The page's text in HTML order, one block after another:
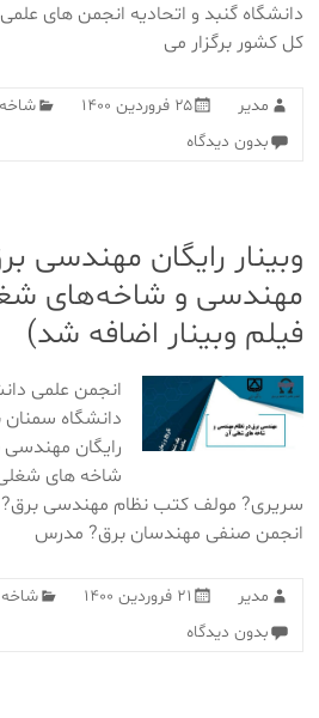
دانشگاه گنبد و اتحادیه انجمن های
کل کشور برگزار می
مدیر ۲۵ فروردین ۱۴۰۰
بدون دیدگاه
وبینار رایگان مهندسی
مهندسی و شاخه‌های
فیلم وبینار اضافه شد)
انجمن علمی
دانشگاه سمنان
رایگان
شاخه های
سریری? مولف کتب نظام مهندسی
انجمن صنفی مهندسان برق? مدرس
مدیر ۲۱ فروردین ۱۴۰۰
بدون دیدگاه